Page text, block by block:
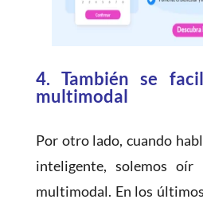
4.También se
multimodal
Por otro lado, cuando
inteligente, solemos oír
multimodal. En los